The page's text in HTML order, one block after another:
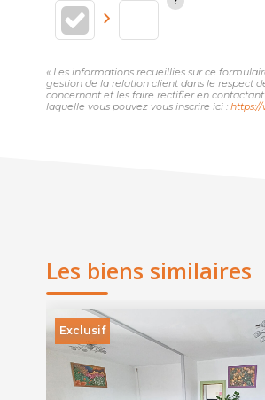
« Les informations recueillies sur ce
gestion de la relation client dans le respect
concernant et les faire rectifier en
laquelle vous pouvez vous inscrire ici :
Les biens similaires
Exclusif